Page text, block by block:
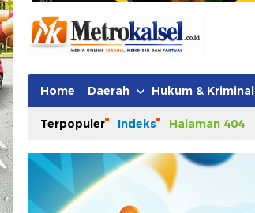
Metro Kalsel
Media Online Terkini, Faktual dan
Home Daerah Hukum & Kriminal
Terpopuler Indeks Halaman 404